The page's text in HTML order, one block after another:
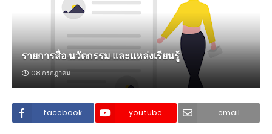
รายการสื่อ นวัตกรรม และแหล่งเรียนรู้
08 กรกฎาคม
facebook youtube email